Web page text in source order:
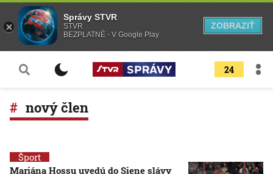
24
nový člen
Šport
Mariána Hossu uvedú do Siene slávy
Správy STVR
STVR
BEZPLATNÉ - V Google Play
ZOBRAZIŤ